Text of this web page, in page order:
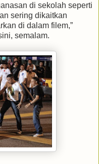
di sekolah seperti
sering dikaitkan
di dalam filem,”
semalam.